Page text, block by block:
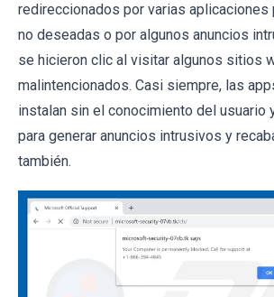
redireccionados por varias aplicaciones
no deseadas o por algunos anuncios
se hicieron clic al visitar algunos sitios
malintencionados. Casi siempre, las
instalan sin el conocimiento del usuario
para generar anuncios intrusivos y
también.